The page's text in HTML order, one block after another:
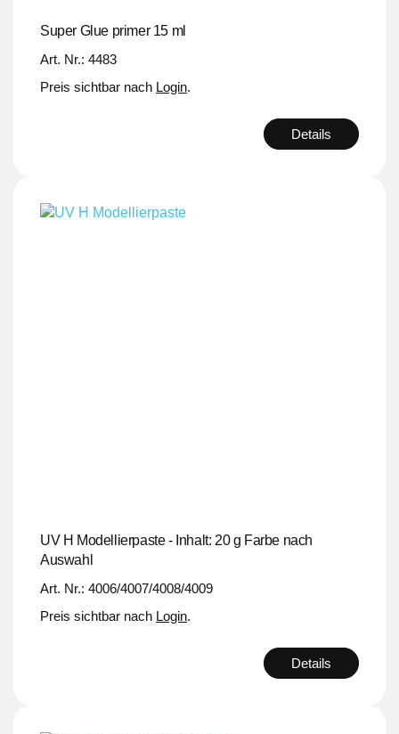
Super Glue primer 15 ml
Art. Nr.: 4483
Preis sichtbar nach Login.
Details
UV H Modellierpaste - Inhalt: 20 g Farbe nach
Auswahl
Art. Nr.: 4006/4007/4008/4009
Preis sichtbar nach Login.
Details